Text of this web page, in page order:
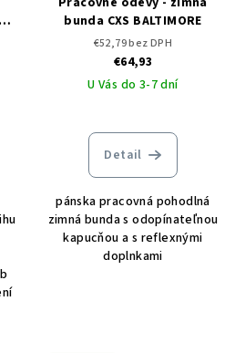
bunda CXS BALTIMORE
€52,79 bez DPH
€64,93
U Vás do 3-7 dní
Detail
pánska pracovná pohodlná
zimná bunda s odopínateľnou
kapucňou a s reflexnými
doplnkami